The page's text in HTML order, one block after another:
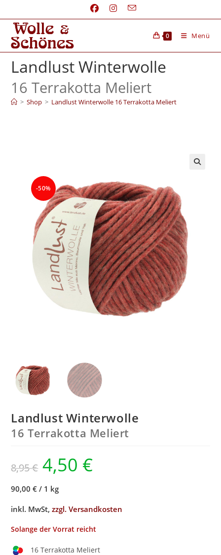
0 Menü
Landlust Winterwolle
16 Terrakotta Meliert
> Shop > Landlust Winterwolle 16 Terrakotta Meliert
-50%
Landlust Winterwolle
16 Terrakotta Meliert
8,95€ 4,50 €
90,00 € / 1 kg
inkl. MwSt,zzgl. Versandkosten
Solange der Vorrat reicht
16 Terrakotta Meliert